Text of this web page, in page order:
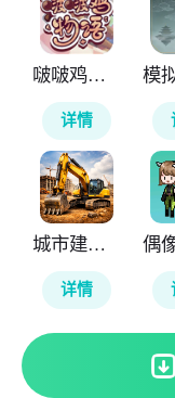
啵啵鸡物语
详情
模
城市建筑模拟26
详情